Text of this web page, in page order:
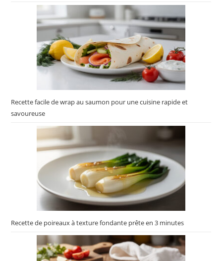
Recette facile de wrap au saumon pour une cuisine rapide et
savoureuse
Recette de poireaux à texture fondante prête en 3 minutes